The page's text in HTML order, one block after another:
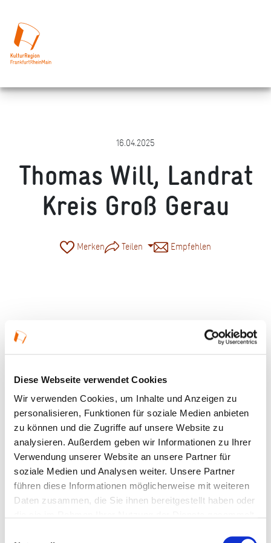
Diese Webseite verwendet Cookies
Wir verwenden Cookies, um Inhalte und Anzeigen zu
personalisieren, Funktionen für soziale Medien anbieten
zu können und die Zugriffe auf unsere Website zu
analysieren. Außerdem geben wir Informationen zu Ihrer
Verwendung unserer Website an unsere Partner für
soziale Medien und Analysen weiter. Unsere Partner
führen diese Informationen möglicherweise mit weiteren
Daten zusammen, die Sie ihnen bereitgestellt haben oder
16.04.2025
Thomas Will, Landrat
Kreis Groß Gerau
Merken Teilen Empfehlen